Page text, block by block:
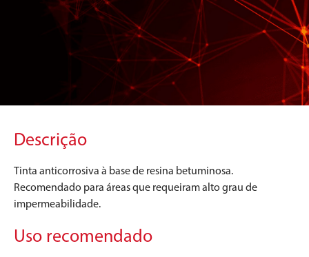
Descrição
Tinta anticorrosiva à base de resina betuminosa.
Recomendado para áreas que requeiram alto grau de
impermeabilidade.
Uso recomendado